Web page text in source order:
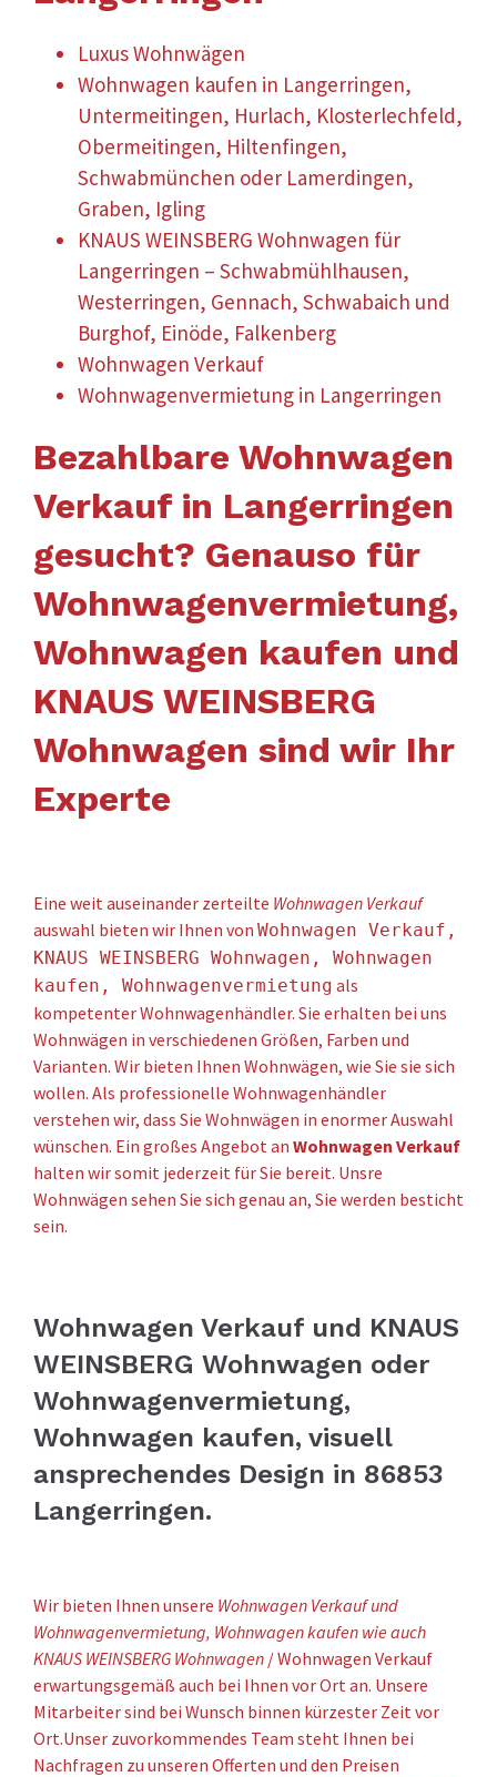
Luxus Wohnwägen
Wohnwagen kaufen in Langerringen,
Untermeitingen, Hurlach, Klosterlechfeld,
Obermeitingen, Hiltenfingen,
Schwabmünchen oder Lamerdingen,
Graben, Igling
KNAUS WEINSBERG Wohnwagen für
Langerringen – Schwabmühlhausen,
Westerringen, Gennach, Schwabaich und
Burghof, Einöde, Falkenberg
Wohnwagen Verkauf
Wohnwagenvermietung in Langerringen
Bezahlbare Wohnwagen
Verkauf in Langerringen
gesucht? Genauso für
Wohnwagenvermietung,
Wohnwagen kaufen und
KNAUS WEINSBERG
Wohnwagen sind wir Ihr
Experte
Eine weit auseinander zerteilte Wohnwagen Verkauf
auswahl bieten wir Ihnen von Wohnwagen Verkauf,
KNAUS WEINSBERG Wohnwagen, Wohnwagen
kaufen, Wohnwagenvermietung als
kompetenter Wohnwagenhändler. Sie erhalten bei uns
Wohnwägen in verschiedenen Größen, Farben und
Varianten. Wir bieten Ihnen Wohnwägen, wie Sie sie sich
wollen. Als professionelle Wohnwagenhändler
verstehen wir, dass Sie Wohnwägen in enormer Auswahl
wünschen. Ein großes Angebot an Wohnwagen Verkauf
halten wir somit jederzeit für Sie bereit. Unsre
Wohnwägen sehen Sie sich genau an, Sie werden besticht
sein.
Wohnwagen Verkauf und KNAUS
WEINSBERG Wohnwagen oder
Wohnwagenvermietung,
Wohnwagen kaufen, visuell
ansprechendes Design in 86853
Langerringen.
Wir bieten Ihnen unsere Wohnwagen Verkauf und
Wohnwagenvermietung, Wohnwagen kaufen wie auch
KNAUS WEINSBERG Wohnwagen / Wohnwagen Verkauf
erwartungsgemäß auch bei Ihnen vor Ort an. Unsere
Mitarbeiter sind bei Wunsch binnen kürzester Zeit vor
Ort.Unser zuvorkommendes Team steht Ihnen bei
Nachfragen zu unseren Offerten und den Preisen